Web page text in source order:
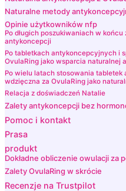
Naturalne metody
Opinie użytkowników nfp
Po długich poszukiwaniach w
antykoncepcji
Po tabletkach antykoncepcyjnych i
OvulaRing jako wsparcia naturalnej
Po wielu latach stosowania
wdzięczna za OvulaRing jako
Relacja z doświadczeń Natalie
Zalety antykoncepcji bez
Pomoc i kontakt
Prasa
produkt
Dokładne obliczenie owulacji za
Zalety OvulaRing w skrócie
Recenzje na Trustpilot